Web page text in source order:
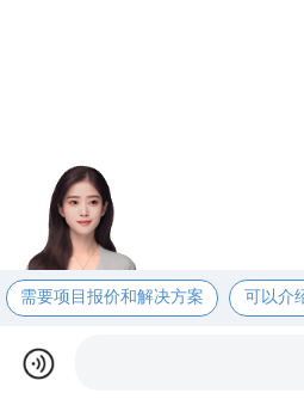
需要项目报价和解决方案 可以介